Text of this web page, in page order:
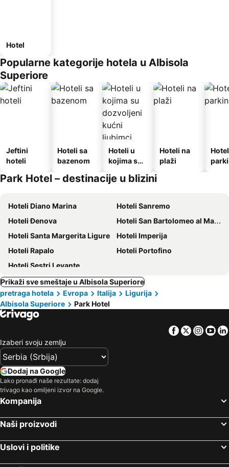
Hotel
Popularne kategorije hotela u Albisola
Superiore
Jeftini
hoteli
Hoteli sa
bazenom
Hoteli u
kojima su
kućni
Hoteli na
plaži
Park Hotel – destinacije u blizini
Hoteli Diano Marina
Hoteli Sanremo
Hoteli Đenova
Hoteli San Bartolomeo al Mare
Hoteli Santa Margerita Ligure
Hoteli Imperija
Hoteli Rapalo
Hoteli Portofino
Hoteli Sestri Levante
Prikaži sve smeštaje u Albisola Superiore
pretraga hotela
Evropa Italija
Ligurija
Albisola Superiore
Park Hotel
Facebook
Twitter
Izaberi svoju zemlju
Dodaj na Google
Lako pronađi naše rezultate: dodaj
trivago kao omiljeni izvor na Google.
Kompanija
Naši proizvodi
Uslovi i politike